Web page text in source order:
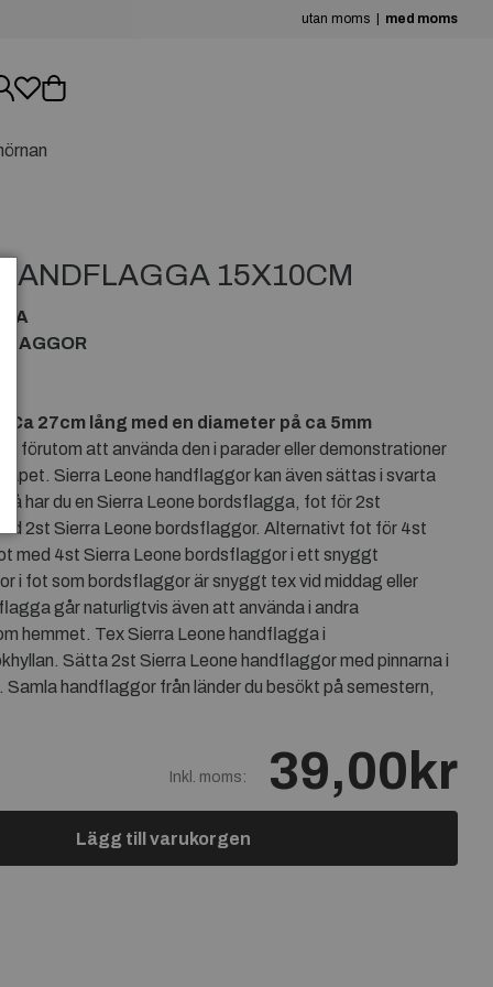
utan moms med moms
15X10CM
Ca 27cm lång med en diameter på ca 5mm
förutom att använda den i parader eller demonstrationer
Sierra Leone handflaggor kan även sättas i svarta
har du en Sierra Leone bordsflagga, fot för 2st
2st Sierra Leone bordsflaggor. Alternativt fot för 4st
med 4st Sierra Leone bordsflaggor i ett snyggt
i fot som bordsflaggor är snyggt tex vid middag eller
går naturligtvis även att använda i andra
hemmet. Tex Sierra Leone handflagga i
Sätta 2st Sierra Leone handflaggor med pinnarna i
Samla handflaggor från länder du besökt på semestern,
Inkl. moms: 39,00kr
Lägg till varukorgen